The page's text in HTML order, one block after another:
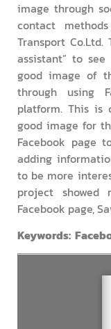
image through
contact
Transport
assistant” to
good image of
through using
platform. This is
good image for
Facebook page
adding
to be more
project
Facebook page,
Keywords: